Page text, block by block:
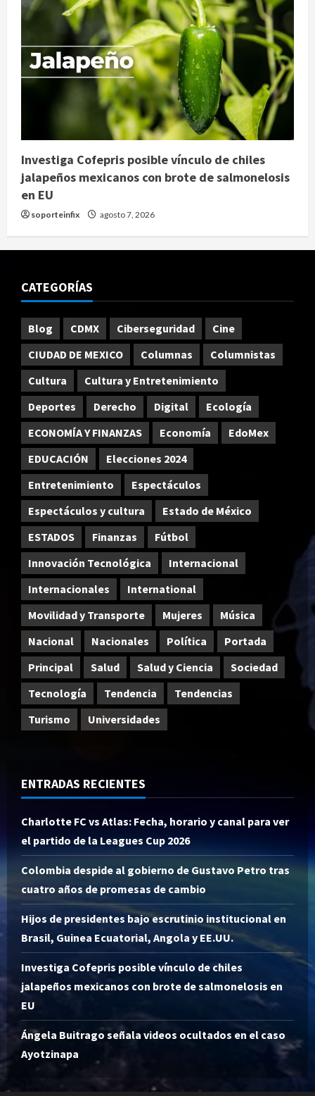
Investiga Cofepris posible vínculo de chiles
jalapeños mexicanos con brote de salmonelosis
en EU
soporteinfix agosto 7, 2026
CATEGORÍAS
Blog CDMX Ciberseguridad
Cine
CIUDAD DE MEXICO
Columnas
Columnistas
Cultura
Cultura y Entretenimiento
Deportes
Derecho Digital
Ecología
ECONOMÍA Y FINANZAS
Economía
EdoMex
EDUCACIÓN
Elecciones 2024
Entretenimiento
Espectáculos
Espectáculos y cultura
Estado de México
ESTADOS
Finanzas
Fútbol
Innovación Tecnológica
Internacional
Internacionales
International
Movilidad y Transporte
Mujeres
Música
Nacional
Nacionales Política
Portada
Principal
Salud Salud y Ciencia
Sociedad
Tecnología
Tendencia
Tendencias
Turismo
Universidades
ENTRADAS RECIENTES
Charlotte FC vs Atlas: Fecha, horario y canal para ver
el partido de la Leagues Cup 2026
Colombia despide al gobierno de Gustavo Petro tras
cuatro años de promesas de cambio
Hijos de presidentes bajo escrutinio institucional en
Brasil, Guinea Ecuatorial, Angola y EE.UU.
Investiga Cofepris posible vínculo de chiles
jalapeños mexicanos con brote de salmonelosis en
EU
Ángela Buitrago señala videos ocultados en el caso
Ayotzinapa